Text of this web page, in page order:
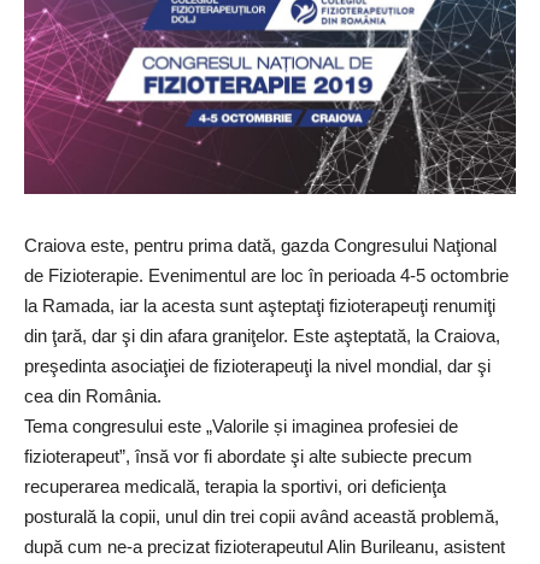
Craiova este, pentru prima dată, gazda Congresului Naţional
de Fizioterapie. Evenimentul are loc în perioada 4-5 octombrie
la Ramada, iar la acesta sunt aşteptaţi fizioterapeuţi renumiţi
din ţară, dar şi din afara graniţelor. Este aşteptată, la Craiova,
preşedinta asociaţiei de fizioterapeuţi la nivel mondial, dar şi
cea din România.
Tema congresului este „Valorile și imaginea profesiei de
fizioterapeut”, însă vor fi abordate şi alte subiecte precum
recuperarea medicală, terapia la sportivi, ori deficienţa
posturală la copii, unul din trei copii având această problemă,
după cum ne-a precizat fizioterapeutul Alin Burileanu, asistent